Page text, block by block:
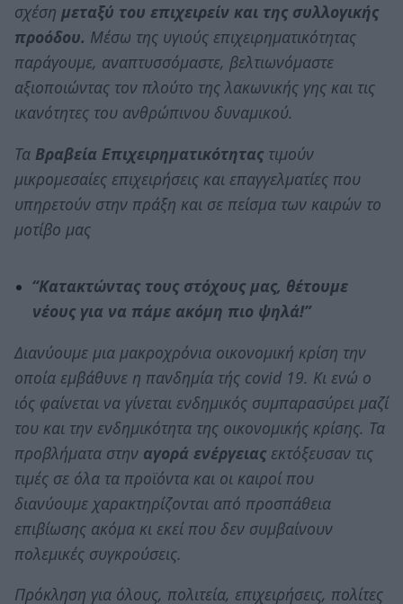
σχέση μεταξύ του επιχειρείν και της συλλογικής
προόδου. Μέσω της υγιούς επιχειρηματικότητας
παράγουμε, αναπτυσσόμαστε, βελτιωνόμαστε
αξιοποιώντας τον πλούτο της λακωνικής γης και τις
ικανότητες του ανθρώπινου δυναμικού.
Τα Βραβεία Επιχειρηματικότητας τιμούν
μικρομεσαίες επιχειρήσεις και επαγγελματίες που
υπηρετούν στην πράξη και σε πείσμα των καιρών το
μοτίβο μας
“Κατακτώντας τους στόχους μας, θέτουμε
νέους για να πάμε ακόμη πιο ψηλά!”
Διανύουμε μια μακροχρόνια οικονομική κρίση την
οποία εμβάθυνε η πανδημία τής covid 19. Κι ενώ ο
ιός φαίνεται να γίνεται ενδημικός συμπαρασύρει μαζί
του και την ενδημικότητα της οικονομικής κρίσης. Τα
προβλήματα στην αγορά ενέργειας εκτόξευσαν τις
τιμές σε όλα τα προϊόντα και οι καιροί που
διανύουμε χαρακτηρίζονται από προσπάθεια
επιβίωσης ακόμα κι εκεί που δεν συμβαίνουν
πολεμικές συγκρούσεις.
Πρόκληση για όλους, πολιτεία, επιχειρήσεις, πολίτες